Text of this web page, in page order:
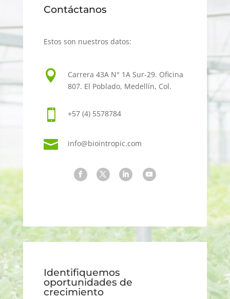
Contáctanos
Estos son nuestros datos:

Carrera 43A N° 1A Sur-29. Oficina
807. El Poblado, Medellín, Col.
 +57 (4) 5578784
 info@biointropic.com
Identifiquemos
oportunidades de
crecimiento